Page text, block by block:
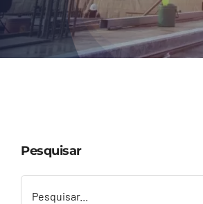
Altura
Contato
Pesquisar